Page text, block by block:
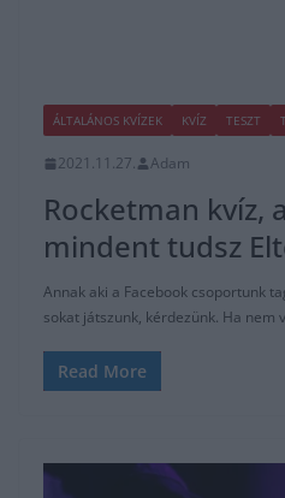
ÁLTALÁNOS KVÍZEK KVÍZ TESZT
2021.11.27. Adam
Rocketman kvíz,
mindent tudsz
Annak aki a Facebook csoportunk
sokat játszunk, kérdezünk. Ha nem
Read More